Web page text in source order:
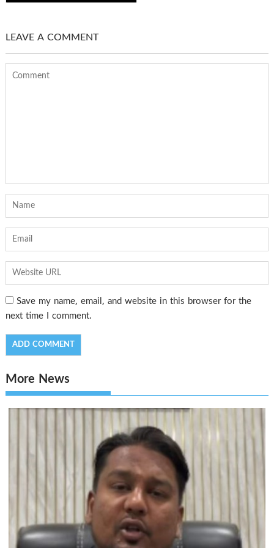
LEAVE A COMMENT
Save my name, email, and website in this browser for the
next time I comment.
More News